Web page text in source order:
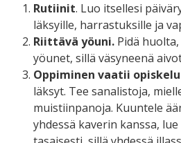
Rutiinit. Luo itsellesi
läksyille, harrastuksille ja
Riittävä yöuni. Pidä
yöunet, sillä väsyneenä
Oppiminen vaatii
läksyt. Tee sanalistoja,
muistiinpanoja. Kuuntele
yhdessä kaverin kanssa,